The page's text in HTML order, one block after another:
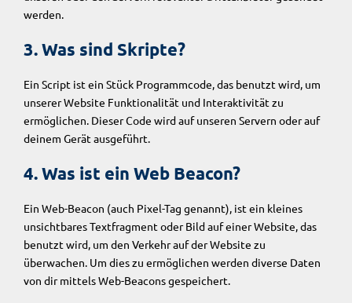
werden.
3. Was sind Skripte?
Ein Script ist ein Stück Programmcode, das benutzt wird, um
unserer Website Funktionalität und Interaktivität zu
ermöglichen. Dieser Code wird auf unseren Servern oder auf
deinem Gerät ausgeführt.
4. Was ist ein Web Beacon?
Ein Web-Beacon (auch Pixel-Tag genannt), ist ein kleines
unsichtbares Textfragment oder Bild auf einer Website, das
benutzt wird, um den Verkehr auf der Website zu
überwachen. Um dies zu ermöglichen werden diverse Daten
von dir mittels Web-Beacons gespeichert.